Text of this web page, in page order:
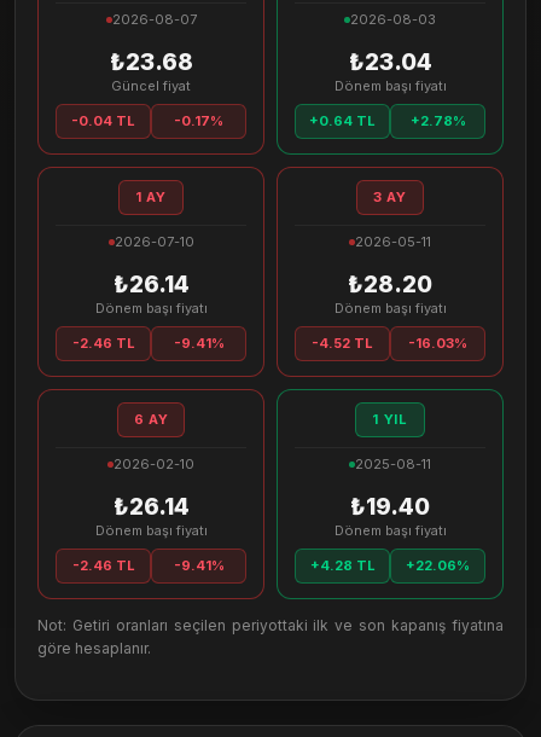
2026-08-07
₺23.68
Güncel fiyat
-0.04 TL -0.17%
2026-08-03
₺23.04
Dönem başı fiyatı
+0.64 TL +2.78%
1 AY
2026-07-10
₺26.14
Dönem başı fiyatı
-2.46 TL -9.41%
3 AY
2026-05-11
₺28.20
Dönem başı fiyatı
-4.52 TL -16.03%
6 AY
2026-02-10
₺26.14
Dönem başı fiyatı
-2.46 TL -9.41%
1 YIL
2025-08-11
₺19.40
Dönem başı fiyatı
+4.28 TL +22.06%
Not: Getiri oranları seçilen periyottaki ilk ve son kapanış fiyatına
göre hesaplanır.